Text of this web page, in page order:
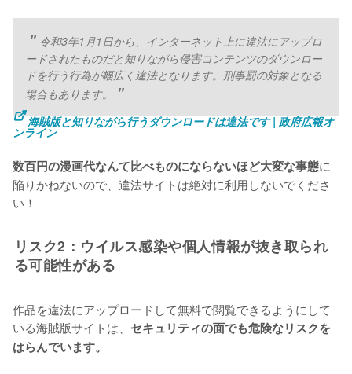
令和3年1月1日から、インターネット上に違法にアップロ
ードされたものだと知りながら侵害コンテンツのダウンロー
ドを行う行為が幅広く違法となります。刑事罰の対象となる
場合もあります。
海賊版と知りながら行うダウンロードは違法です | 政府広報オ
ンライン
数百円の漫画代なんて比べものにならないほど大変な事態に
陥りかねないので、違法サイトは絶対に利用しないでくださ
い！
リスク2：ウイルス感染や個人情報が抜き取られ
る可能性がある
作品を違法にアップロードして無料で閲覧できるようにして
いる海賊版サイトは、 セキュリティの面でも危険なリスクを
はらんでいます。